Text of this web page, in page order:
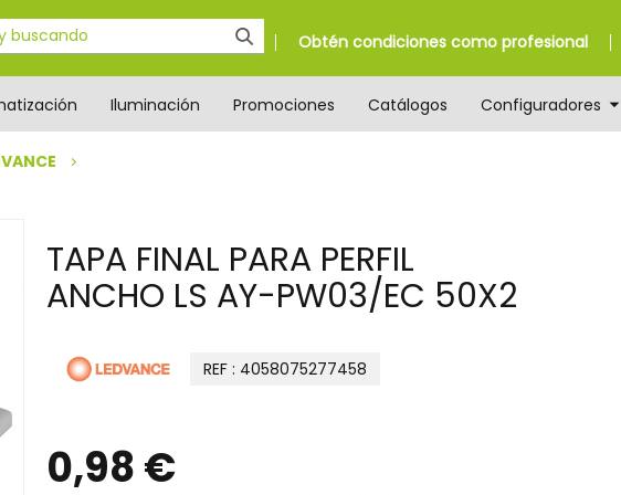
Obtén condiciones como profesional
Iluminación Promociones Catálogos Configuradores
TAPA FINAL PARA PERFIL
ANCHO LS AY-PW03/EC 50X2
REF : 4058075277458
0,98 €